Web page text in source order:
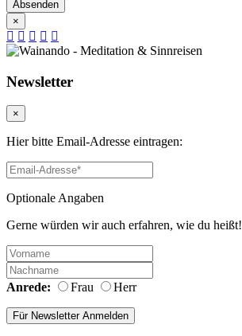
Absenden
×
Newsletter
×
Hier bitte Email-Adresse eintragen:
Optionale Angaben
Gerne würden wir auch erfahren, wie du heißt!
Anrede: Frau Herr